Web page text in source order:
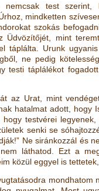
nemcsak test szerint,
mindketten
szokás
Üdvözítőjét, mint
táplálta. Urunk
ne pedig
testi táplálékot
az Urat, mint
hatalmat adott, hogy
testvérei
senki se
Ne siránkozzál és
láthatod. Ezt a
közül eggyel is